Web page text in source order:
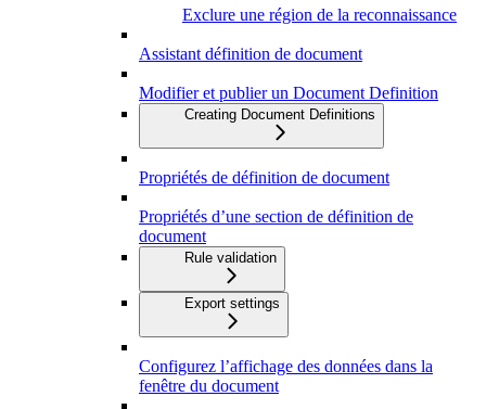
Exclure une région de la reconnaissance
Assistant définition de document
Modifier et publier un Document Definition
Creating Document Definitions
Propriétés de définition de document
Propriétés d’une section de définition de
document
Rule validation
Export settings
Configurez l’affichage des données dans la
fenêtre du document